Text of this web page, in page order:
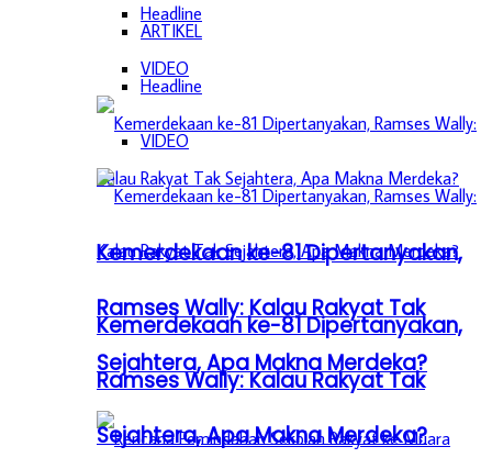
Headline
VIDEO
Kemerdekaan ke-81 Dipertanyakan,
Ramses Wally: Kalau Rakyat Tak
Sejahtera, Apa Makna Merdeka?
ARTIKEL
Headline
VIDEO
Kemerdekaan ke-81 Dipertanyakan,
Ramses Wally: Kalau Rakyat Tak
Sejahtera, Apa Makna Merdeka?